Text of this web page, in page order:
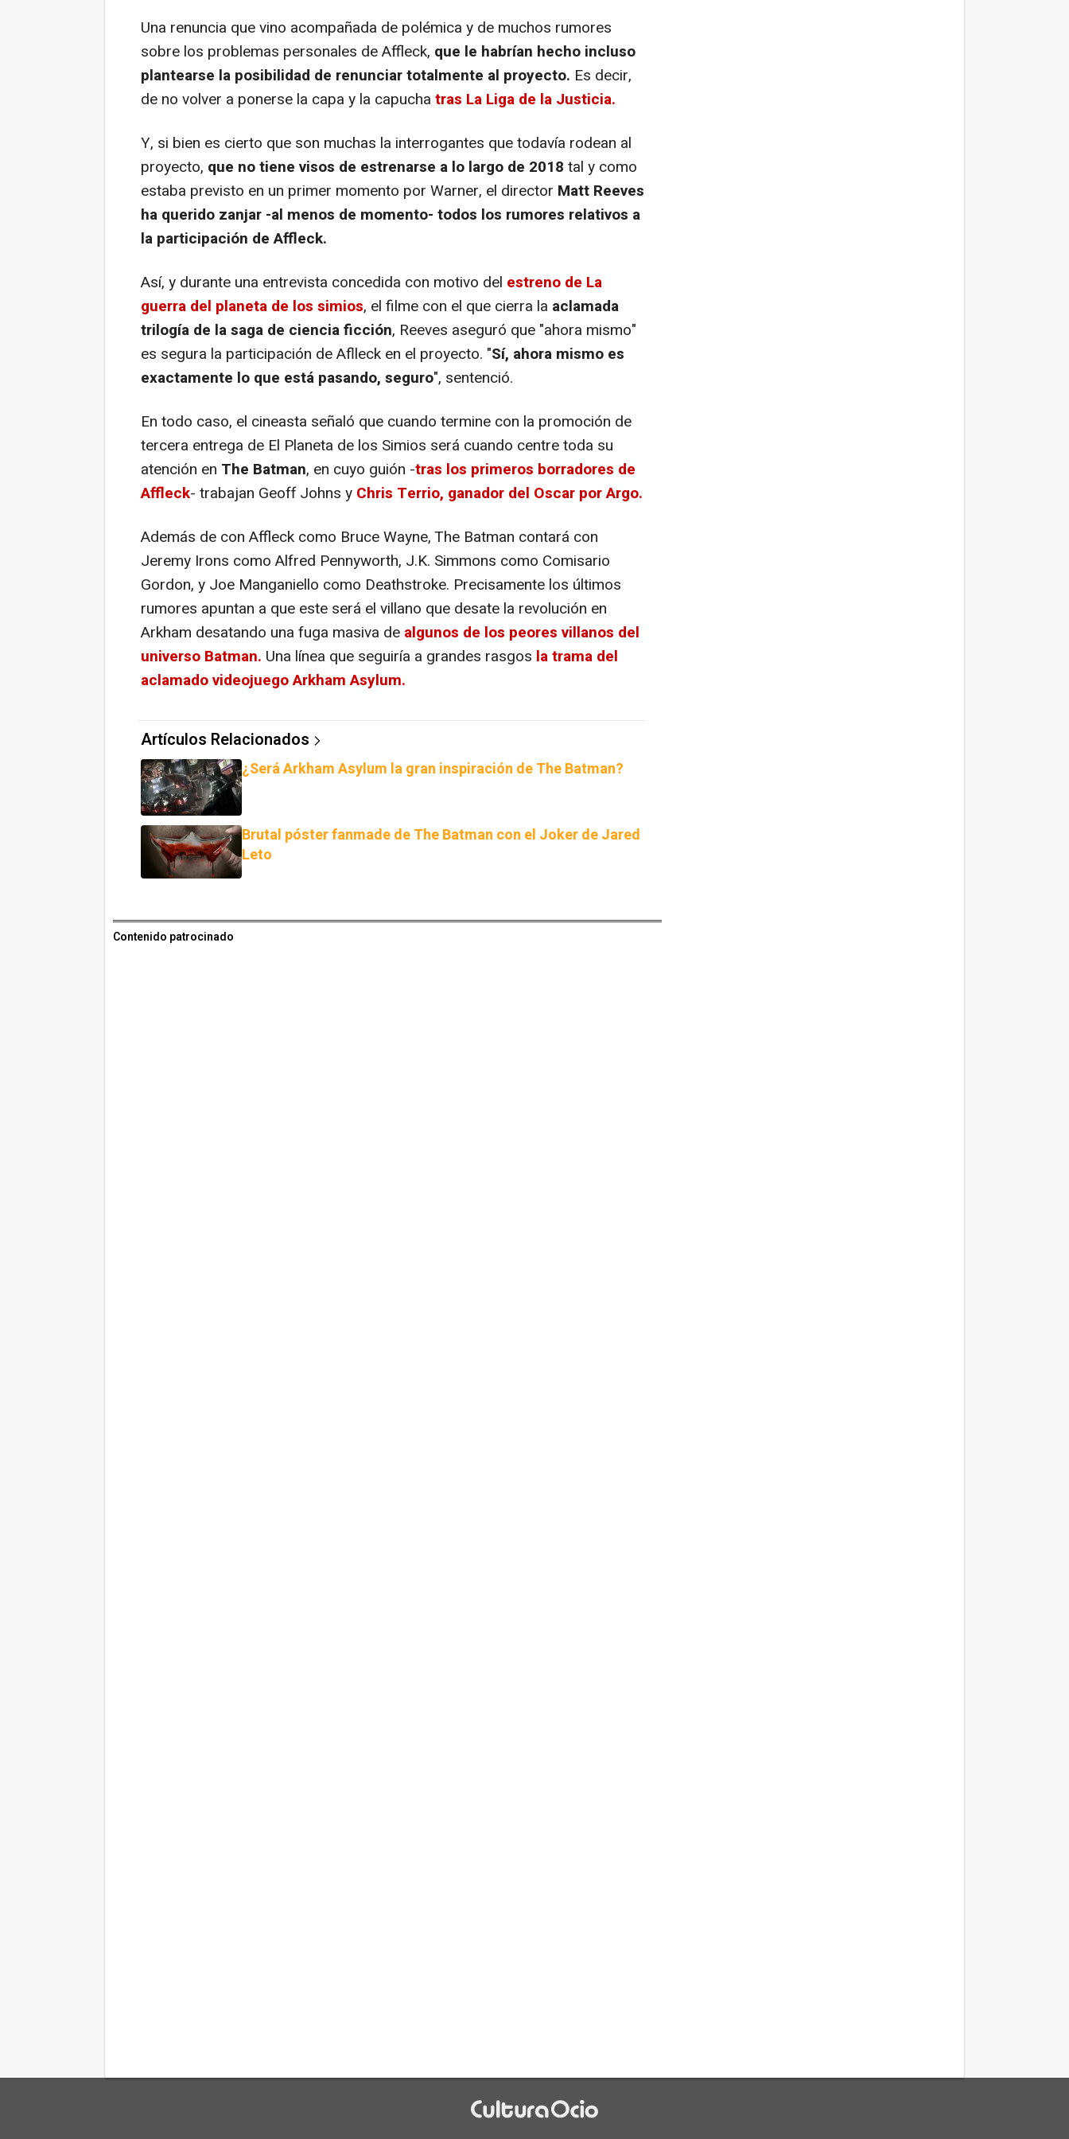
Una renuncia que vino acompañada de polémica y de muchos rumores
sobre los problemas personales de Affleck, que le habrían hecho incluso
plantearse la posibilidad de renunciar totalmente al proyecto. Es decir,
de no volver a ponerse la capa y la capucha tras La Liga de la Justicia.
Y, si bien es cierto que son muchas la interrogantes que todavía rodean al
proyecto, que no tiene visos de estrenarse a lo largo de 2018 tal y como
estaba previsto en un primer momento por Warner, el director Matt Reeves
ha querido zanjar -al menos de momento- todos los rumores relativos a
la participación de Affleck.
Así, y durante una entrevista concedida con motivo del estreno de La
guerra del planeta de los simios, el filme con el que cierra la aclamada
trilogía de la saga de ciencia ficción, Reeves aseguró que "ahora mismo"
es segura la participación de Aflleck en el proyecto. "Sí, ahora mismo es
exactamente lo que está pasando, seguro", sentenció.
En todo caso, el cineasta señaló que cuando termine con la promoción de
tercera entrega de El Planeta de los Simios será cuando centre toda su
atención en The Batman, en cuyo guión -tras los primeros borradores de
Affleck- trabajan Geoff Johns y Chris Terrio, ganador del Oscar por Argo.
Además de con Affleck como Bruce Wayne, The Batman contará con
Jeremy Irons como Alfred Pennyworth, J.K. Simmons como Comisario
Gordon, y Joe Manganiello como Deathstroke. Precisamente los últimos
rumores apuntan a que este será el villano que desate la revolución en
Arkham desatando una fuga masiva de algunos de los peores villanos del
universo Batman. Una línea que seguiría a grandes rasgos la trama del
aclamado videojuego Arkham Asylum.
Artículos Relacionados
¿Será Arkham Asylum la gran inspiración de The Batman?
Brutal póster fanmade de The Batman con el Joker de Jared
Leto
Contenido patrocinado